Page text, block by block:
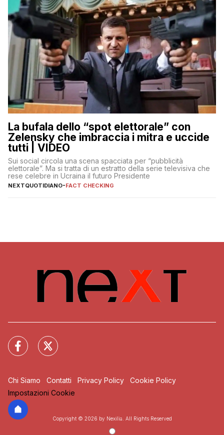
La bufala dello “spot elettorale” con
Zelensky che imbraccia i mitra e uccide
tutti | VIDEO
Sui social circola una scena spacciata per “pubblicità
elettorale”. Ma si tratta di un estratto della serie televisiva che
rese celebre in Ucraina il futuro Presidente
NEXTQUOTIDIANO-FACT CHECKING
Chi Siamo Contatti Privacy Policy
Cookie Policy
Impostazioni Cookie
Copyright © 2026 by Nexilia. All Rights Reserved